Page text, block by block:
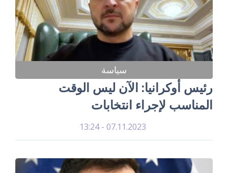
سياسة
رئيس أوكرانيا: الآن ليس الوقت
المناسب لإجراء انتخابات
07.11.2023 - 13:24